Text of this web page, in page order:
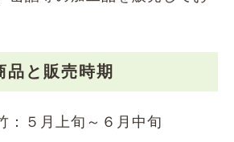
品と販売時期
：５月上旬～６月中旬